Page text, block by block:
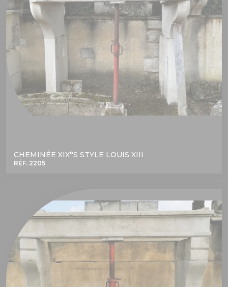
CHEMINÉE XIX°S STYLE LOUIS XIII
RÉF. 2205